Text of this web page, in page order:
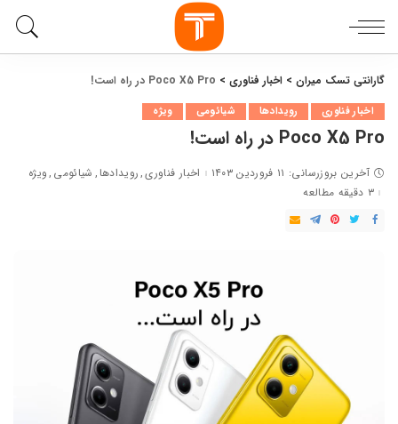
گارانتی تسک میران > اخبار فناوری > Poco X5 Pro در راه است!
اخبار فناوری رویدادها شیائومی ویژه
Poco X5 Pro در راه است!
آخرین بروزرسانی: ۱۱ فروردین ۱۴۰۳ اخبار فناوری رویدادها شیائومی ویژه
۳ دقیقه مطالعه